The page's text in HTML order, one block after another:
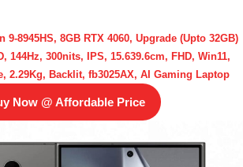
9-8945HS, 8GB RTX 4060, Upgrade (Upto 32GB)
144Hz, 300nits, IPS, 15.639.6cm, FHD, Win11,
2.29Kg, Backlit, fb3025AX, AI Gaming Laptop
Now @ Affordable Price